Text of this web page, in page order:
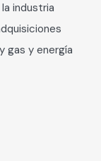
industria
gas y energía